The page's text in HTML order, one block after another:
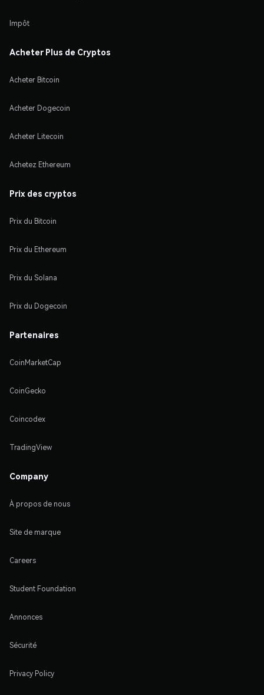
Impôt
Acheter Plus de Cryptos
Acheter Bitcoin
Acheter Dogecoin
Acheter Litecoin
Achetez Ethereum
Prix des cryptos
Prix du Bitcoin
Prix du Ethereum
Prix du Solana
Prix du Dogecoin
Partenaires
CoinMarketCap
CoinGecko
Coincodex
TradingView
Company
À propos de nous
Site de marque
Careers
Student Foundation
Annonces
Sécurité
Privacy Policy